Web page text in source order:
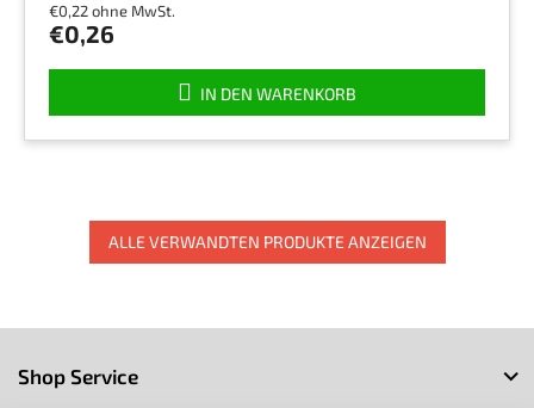
von
5
Sternen.
€0,22 ohne MwSt.
€0,26
IN DEN WARENKORB
ALLE VERWANDTEN PRODUKTE ANZEIGEN
Shop Service